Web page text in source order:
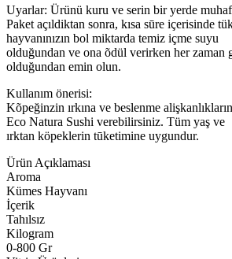
Uyarlar: Ürünü kuru ve serin bir yerde
Paket açıldiktan sonra, kısa sūre içerisinde
hayvanınızın bol miktarda temiz içme suyu
olduğundan ve ona õdül verirken her zaman
olduğundan emin olun.
Kullanım önerisi:
Kõpeğinzin ırkına ve beslenme
Eco Natura Sushi verebilirsiniz. Tüm yaş ve
ırktan köpeklerin tūketimine uygundur.
Ürün Açıklaması
Aroma
Kümes Hayvanı
İçerik
Tahılsız
Kilogram
0-800 Gr